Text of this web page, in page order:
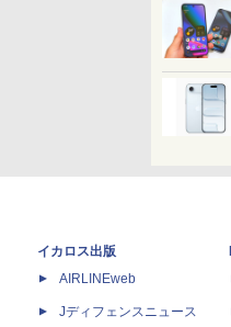
イカロス出版
AIRLINEweb
Jディフェンスニュース